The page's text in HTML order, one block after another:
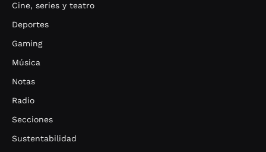
Cine, series y teatro
Deportes
Gaming
Música
Notas
Radio
Secciones
Sustentabilidad